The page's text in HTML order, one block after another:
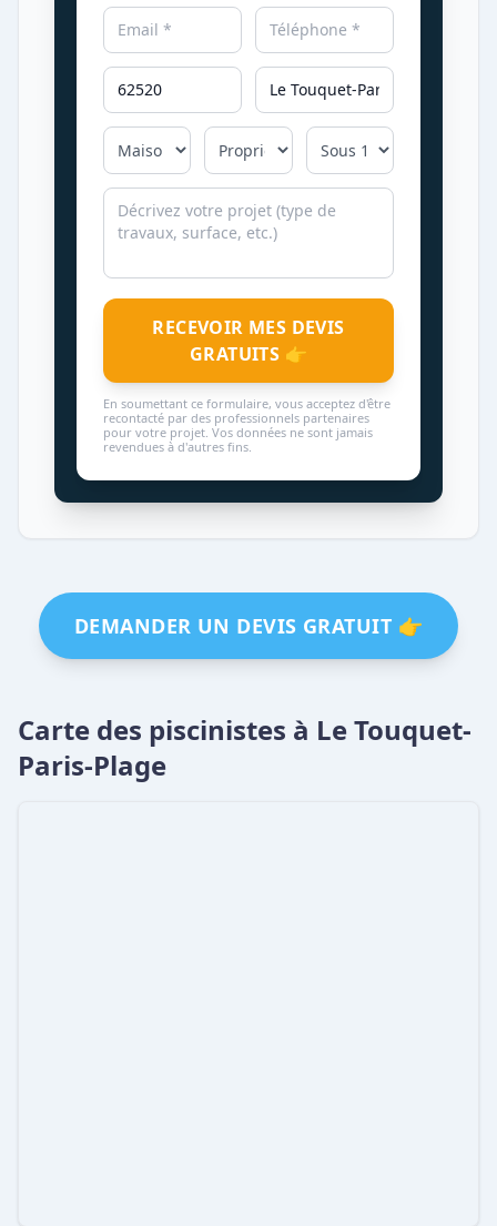
RECEVOIR MES DEVIS
GRATUITS 👉
En soumettant ce formulaire, vous acceptez d'être
recontacté par des professionnels partenaires
pour votre projet. Vos données ne sont jamais
revendues à d'autres fins.
DEMANDER UN DEVIS GRATUIT 👉
Carte des piscinistes à Le Touquet-
Paris-Plage